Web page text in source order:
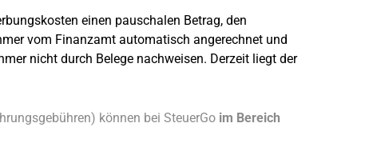
einen pauschalen Betrag, den
vom Finanzamt automatisch angerechnet und
nicht durch Belege nachweisen. Derzeit liegt der
können bei SteuerGoim Bereich